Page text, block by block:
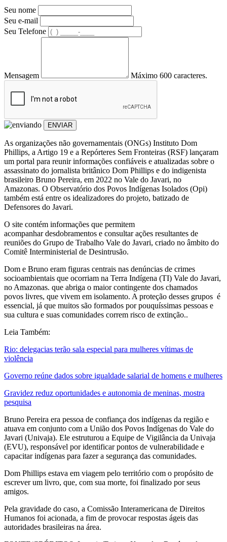
Seu nome
Seu e-mail
Seu Telefone
Mensagem Máximo 600 caracteres.
ENVIAR
As organizações não governamentais (ONGs) Instituto Dom
Phillips, a Artigo 19 e a Repórteres Sem Fronteiras (RSF) lançaram
um portal para reunir informações confiáveis e atualizadas sobre o
assassinato do jornalista britânico Dom Phillips e do indigenista
brasileiro Bruno Pereira, em 2022 no Vale do Javari, no
Amazonas. O Observatório dos Povos Indígenas Isolados (Opi)
também está entre os idealizadores do projeto, batizado de
Defensores do Javari.
O site contém informações que permitem
acompanhar desdobramentos e consultar ações resultantes de
reuniões do Grupo de Trabalho Vale do Javari, criado no âmbito do
Comitê Interministerial de Desintrusão.
Dom e Bruno eram figuras centrais nas denúncias de crimes
socioambientais que ocorriam na Terra Indígena (TI) Vale do Javari,
no Amazonas. que abriga o maior contingente dos chamados
povos livres, que vivem em isolamento. A proteção desses grupos é
essencial, já que muitos são formados por pouquíssimas pessoas e
sua cultura e suas comunidades correm risco de extinção..
Leia Também:
Rio: delegacias terão sala especial para mulheres vítimas de
violência
Governo reúne dados sobre igualdade salarial de homens e mulheres
Gravidez reduz oportunidades e autonomia de meninas, mostra
pesquisa
Bruno Pereira era pessoa de confiança dos indígenas da região e
atuava em conjunto com a União dos Povos Indígenas do Vale do
Javari (Univaja). Ele estruturou a Equipe de Vigilância da Univaja
(EVU), responsável por identificar pontos de vulnerabilidade e
capacitar indígenas para fazer a segurança das comunidades.
Dom Phillips estava em viagem pelo território com o propósito de
escrever um livro, que, com sua morte, foi finalizado por seus
amigos.
Pela gravidade do caso, a Comissão Interamericana de Direitos
Humanos foi acionada, a fim de provocar respostas ágeis das
autoridades brasileiras na área.